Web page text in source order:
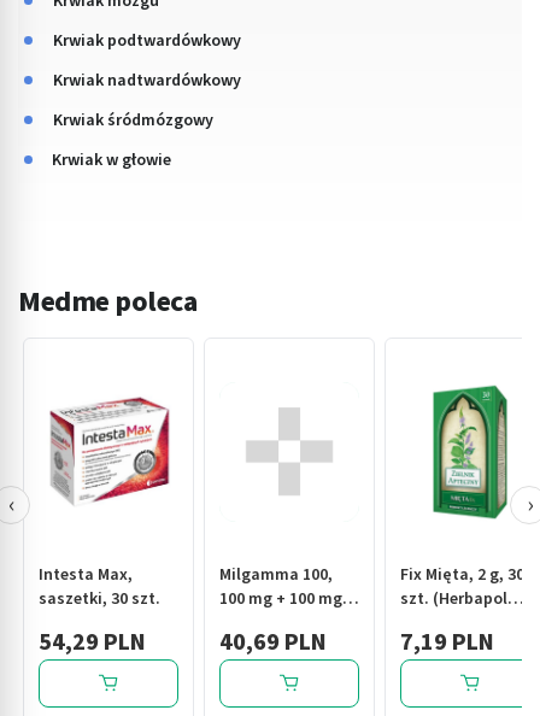
Krwiak podtwardówkowy
Krwiak nadtwardówkowy
Krwiak śródmózgowy
Krwiak w głowie
Medme poleca
Intesta Max,
saszetki, 30 szt.
54,29 PLN
Milgamma 100,
100 mg + 100 mg,
40,69 PLN
Fix Mięta, 2 g, 30
szt. (Herbapol
7,19 PLN
‹ ›